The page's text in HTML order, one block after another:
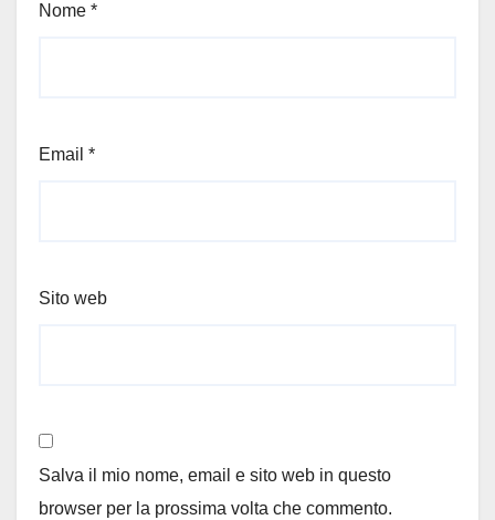
Nome *
Email *
Sito web
Salva il mio nome, email e sito web in questo
browser per la prossima volta che commento.